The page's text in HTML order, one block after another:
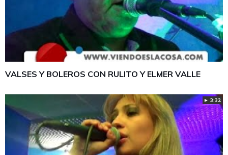
VALSES Y BOLEROS CON RULITO Y ELMER VALLE
► 3:32